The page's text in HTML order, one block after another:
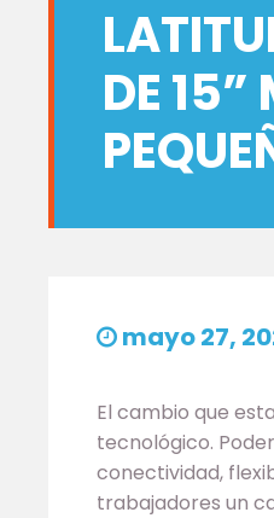
DE 15”
mayo 27,
El cambio que
tecnológico.
conectividad,
trabajadores un